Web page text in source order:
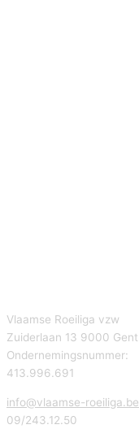
Vlaamse Roeiliga vzw
Zuiderlaan 13 9000 Gent
Ondernemingsnummer:
413.996.691
info@vlaamse-roeiliga.be
09/243.12.50